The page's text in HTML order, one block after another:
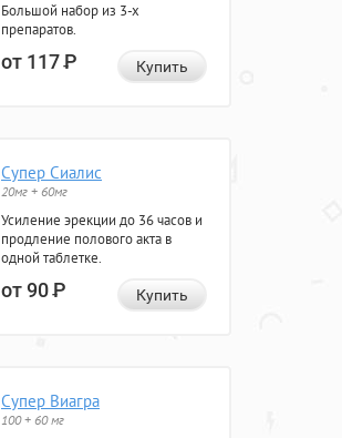
Большой набор из 3-х
препаратов.
от 117Р Купить
Супер Сиалис
20мг + 60мг
Усиление эрекции до 36 часов и
продление полового акта в
одной таблетке.
от 90Р Купить
Супер Виагра
100 + 60 мг